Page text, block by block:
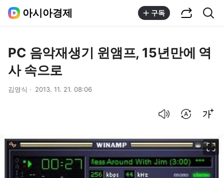
아시아경제 구독
PC 음악재생기 윈앰프, 15년만에 역
사 속으로
김영식 2013. 11. 21. 08:06